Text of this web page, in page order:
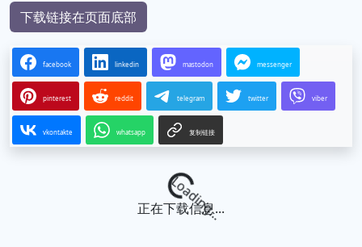
下载链接在页面底部
facebook linkedin mastodon messenger
pinterest reddit telegram twitter viber
vkontakte whatsapp 复制链接
Loading...
正在下载信息...